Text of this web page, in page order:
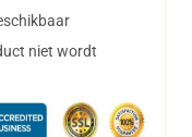
niet wordt